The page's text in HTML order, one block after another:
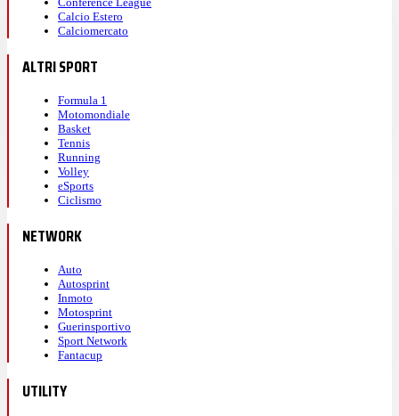
Calcio Estero
Calciomercato
ALTRI SPORT
Formula 1
Motomondiale
Basket
Tennis
Running
Volley
eSports
Ciclismo
NETWORK
Auto
Autosprint
Inmoto
Motosprint
Guerinsportivo
Sport Network
Fantacup
UTILITY